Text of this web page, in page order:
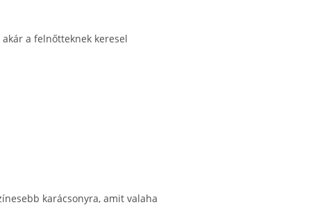
a felnőtteknek keresel
karácsonyra, amit valaha